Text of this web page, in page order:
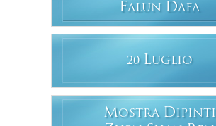
FALUN DAFA
20 LUGLIO
MOSTRA DIPINTI